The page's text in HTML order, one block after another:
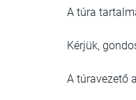
A túra
Kérjük,
A túravezető